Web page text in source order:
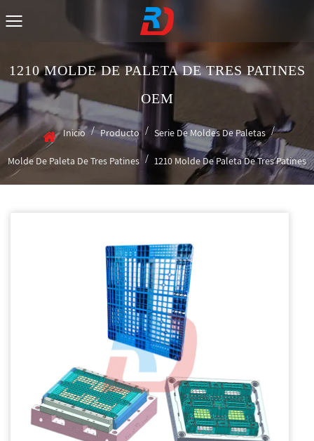
1210 MOLDE DE PALETA DE TRES PATINES
OEM
Inicio / Producto / Serie De Moldes De Paletas /
Molde De Paleta De Tres Patines / 1210 Molde De Paleta De Tres Patines